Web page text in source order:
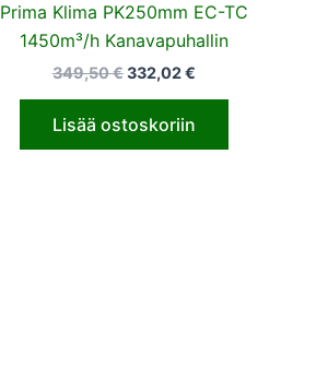
Prima Klima PK250mm EC-TC
1450m³/h Kanavapuhallin
349,50€332,02€
Lisää ostoskoriin